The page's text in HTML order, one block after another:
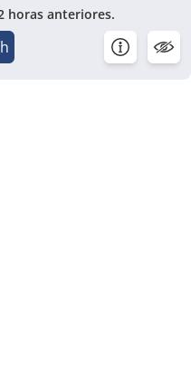
horas anteriores.